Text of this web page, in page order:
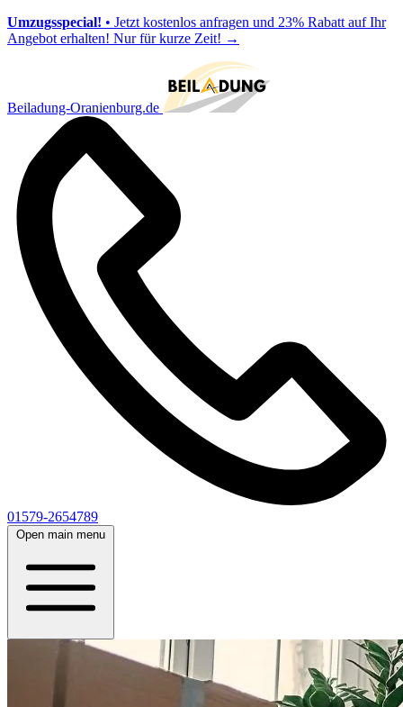
Umzugsspecial! • Jetzt kostenlos anfragen und 23% Rabatt auf Ihr
Angebot erhalten! Nur für kurze Zeit! →
Beiladung-Oranienburg.de
01579-2654789
Open main menu